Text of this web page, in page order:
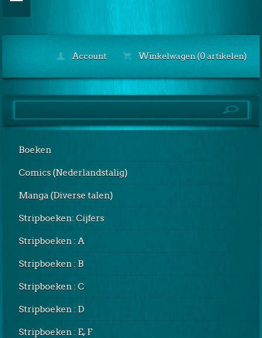
Account Winkelwagen (0 artikelen)
Boeken
Comics (Nederlandstalig)
Manga (Diverse talen)
Stripboeken: Cijfers
Stripboeken : A
Stripboeken : B
Stripboeken : C
Stripboeken : D
Stripboeken : E, F